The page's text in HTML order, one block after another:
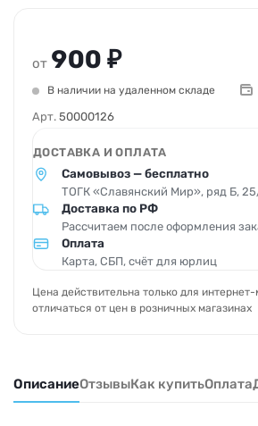
от 900 ₽
В наличии на удаленном складе
Арт. 50000126
ДОСТАВКА И ОПЛАТА
Самовывоз — бесплатно
ТОГК «Славянский Мир», ряд Б,
Доставка по РФ
Рассчитаем после оформления
Оплата
Карта, СБП, счёт для юрлиц
Цена действительна только для
отличаться от цен в розничных магазинах
ОписаниеОтзывыКак купитьОплата